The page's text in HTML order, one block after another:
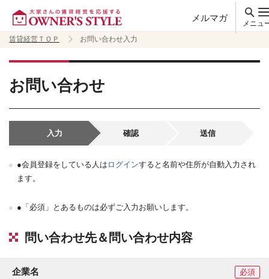
メルマガ
メニュ
賃貸経営ＴＯＰ
お問い合わせ入力
お問い合わせ
入力 確認 送信
●会員登録をしている人は ログインすると名前や住所が自動入力され
ます。
●「必須」とあるものは必ずご入力お願いします。
問い合わせ先＆問い合わせ内容
企業名 必須